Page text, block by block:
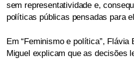
sem representatividade e,
políticas públicas pensadas para
Em “Feminismo e política”, Flávia
Miguel explicam que as decisões